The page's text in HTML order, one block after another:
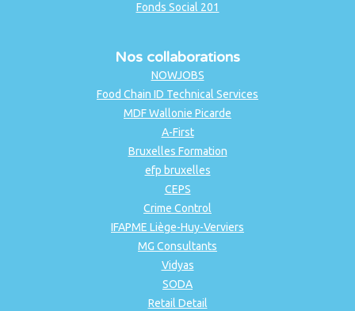
Fonds Social 201
Nos collaborations
NOWJOBS
Food Chain ID Technical Services
MDF Wallonie Picarde
A-First
Bruxelles Formation
efp bruxelles
CEPS
Crime Control
IFAPME Liège-Huy-Verviers
MG Consultants
Vidyas
SODA
Retail Detail